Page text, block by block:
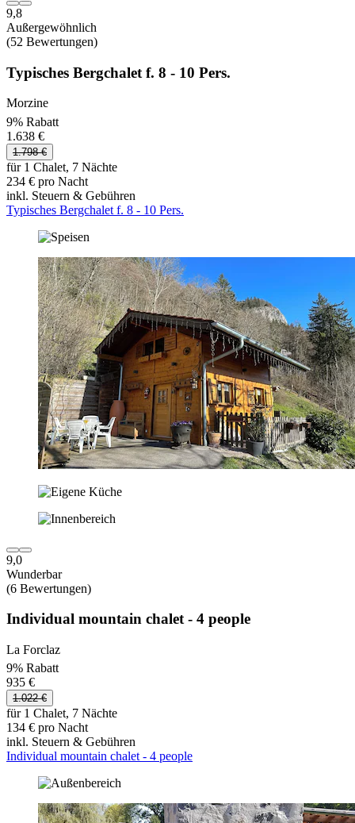
9,8
Außergewöhnlich
(52 Bewertungen)
Typisches Bergchalet f. 8 - 10 Pers.
Morzine
9% Rabatt
1.638 €
1.798 €
für 1 Chalet, 7 Nächte
234 € pro Nacht
inkl. Steuern & Gebühren
Typisches Bergchalet f. 8 - 10 Pers.
9,0
Wunderbar
(6 Bewertungen)
Individual mountain chalet - 4 people
La Forclaz
9% Rabatt
935 €
1.022 €
für 1 Chalet, 7 Nächte
134 € pro Nacht
inkl. Steuern & Gebühren
Individual mountain chalet - 4 people